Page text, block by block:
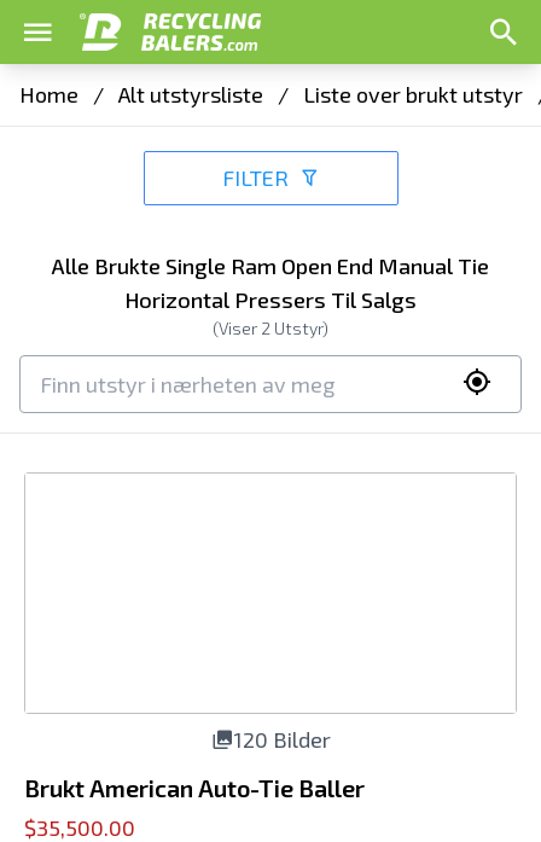
Home / Alt utstyrsliste / Liste over brukt utstyr
FILTER
Alle Brukte Single Ram Open End Manual Tie
Horizontal Pressers Til Salgs
(Viser 2 Utstyr)
120 Bilder
Brukt American Auto-Tie Baller
$35,500.00